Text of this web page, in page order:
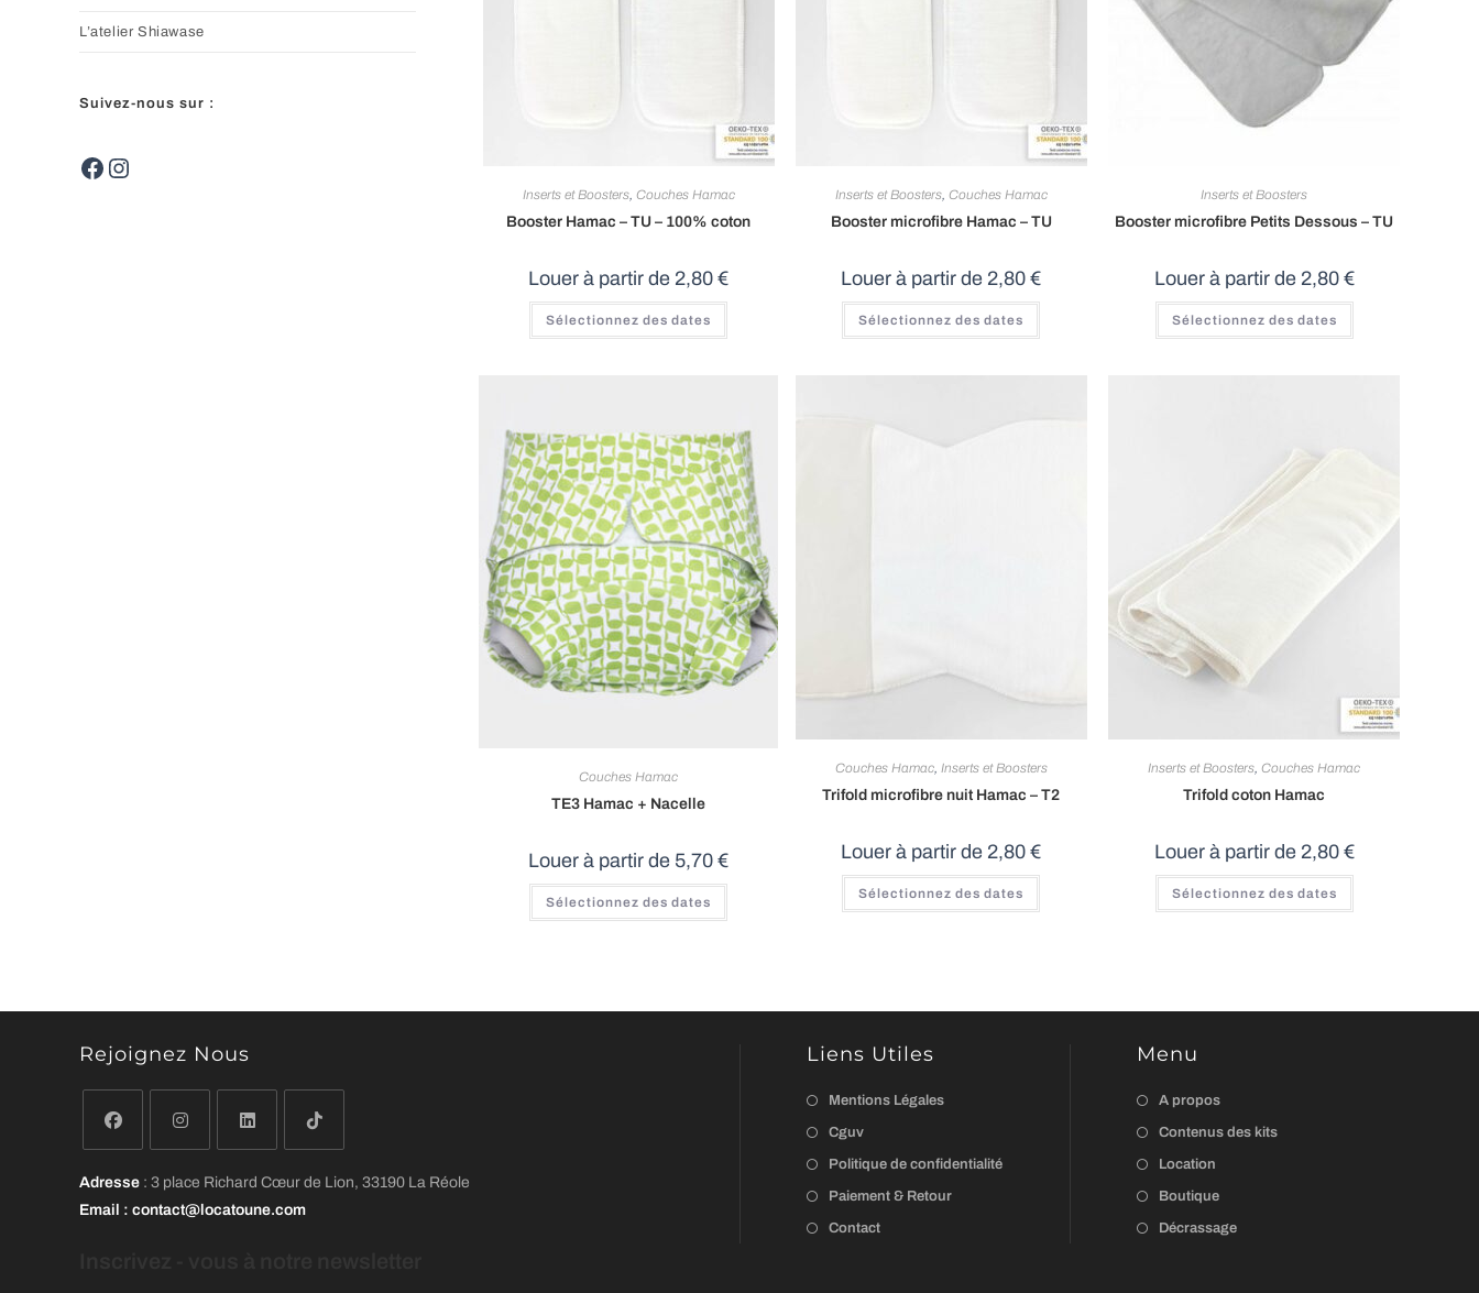
Inserts et Boosters, Couches Hamac
Booster Hamac – TU – 100% coton
Louer à partir de 2,80€
Sélectionnez des dates
Inserts et Boosters, Couches Hamac
Booster microfibre Hamac – TU
Louer à partir de 2,80€
Sélectionnez des dates
Inserts et Boosters
Booster microfibre Petits Dessous – TU
Louer à partir de 2,80 €
Sélectionnez des dates
Couches Hamac
TE3 Hamac + Nacelle
Louer à partir de 5,70€
Sélectionnez des dates
a
être
Couches Hamac, Inserts et Boosters
Trifold microfibre nuit Hamac – T2
Louer à partir de 2,80€
Sélectionnez des dates
Inserts et Boosters ,Couches Hamac
Trifold coton Hamac
Louer à partir de 2,80 €
Sélectionnez des dates
Ce
a
L’atelier Shiawase
Suivez-nous sur :
FacebookInstagram
Rejoignez Nous
dans
un
dans
un
dans
un
dans
un
Adresse : 3 place Richard Cœur de Lion, 33190 La Réole
Email : contact@locatoune.com
Liens Utiles
Mentions Légales
Cguv
Politique de confidentialité
Paiement & Retour
Contact
Menu
A propos
Contenus des kits
Location
Boutique
Décrassage